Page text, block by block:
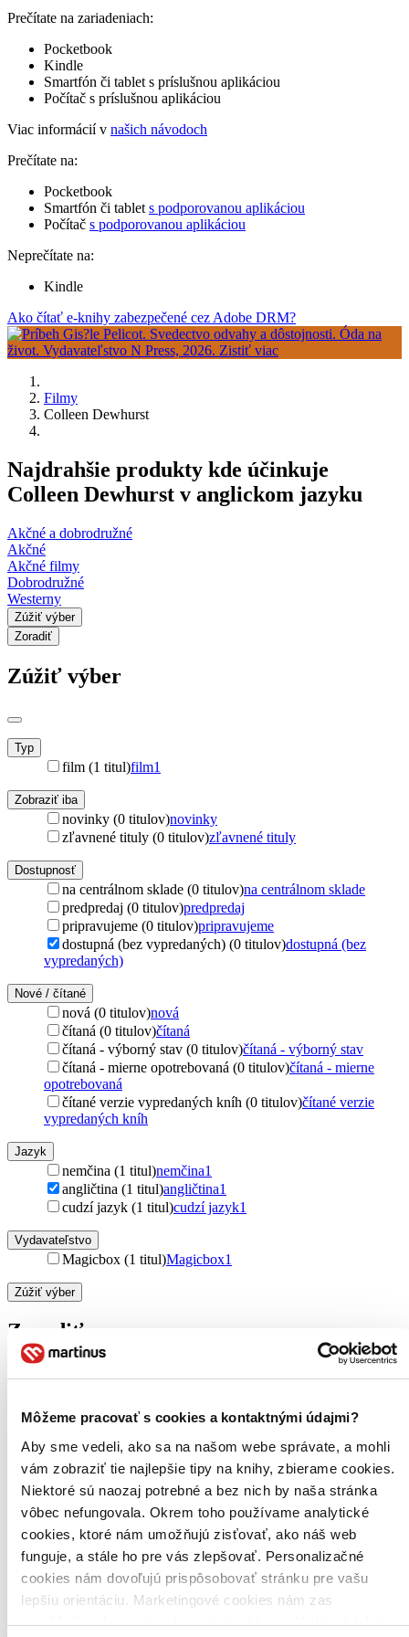
Môžeme pracovať s cookies a kontaktnými údajmi?
Aby sme vedeli, ako sa na našom webe správate, a mohli
vám zobraziť tie najlepšie tipy na knihy, zbierame cookies.
Niektoré sú naozaj potrebné a bez nich by naša stránka
vôbec nefungovala. Okrem toho používame analytické
cookies, ktoré nám umožňujú zisťovať, ako náš web
funguje, a stále ho pre vás zlepšovať. Personalizačné
cookies nám dovoľujú prispôsobovať stránku pre vašu
lepšiu orientáciu. Marketingové cookies nám zas
umožňujú zobrazenie relevantnej reklamy. Niektoré údaje
Prečítate na zariadeniach:
Pocketbook
Kindle
Smartfón či tablet s príslušnou aplikáciou
Počítač s príslušnou aplikáciou
Viac informácií v našich návodoch
Prečítate na:
Pocketbook
Smartfón či tablet s podporovanou aplikáciou
Počítač s podporovanou aplikáciou
Neprečítate na:
Kindle
Ako čítať e-knihy zabezpečené cez Adobe DRM?
Filmy
Colleen Dewhurst
Najdrahšie produkty kde účinkuje
Colleen Dewhurst v anglickom jazyku
Akčné a dobrodružné
Akčné
Akčné filmy
Dobrodružné
Westerny
Zúžiť výber
Zoradiť
Zúžiť výber
Typ
film (1 titul)film1
Zobraziť iba
novinky (0 titulov)novinky
zľavnené tituly (0 titulov)zľavnené tituly
Dostupnosť
na centrálnom sklade (0 titulov)na centrálnom sklade
predpredaj (0 titulov)predpredaj
pripravujeme (0 titulov)pripravujeme
dostupná (bez vypredaných) (0 titulov)dostupná (bez
vypredaných)
Nové / čítané
nová (0 titulov)nová
čítaná (0 titulov)čítaná
čítaná - výborný stav (0 titulov)čítaná - výborný stav
čítaná - mierne opotrebovaná (0 titulov)čítaná - mierne
opotrebovaná
čítané verzie vypredaných kníh (0 titulov)čítané verzie
vypredaných kníh
Jazyk
nemčina (1 titul)nemčina1
angličtina (1 titul)angličtina1
cudzí jazyk (1 titul)cudzí jazyk1
Vydavateľstvo
Magicbox (1 titul)Magicbox1
Zúžiť výber
Zoradiť
Bestsellery
Novinky
Najdrahšie
Najlacnejšie
Najvyššia zľava
Zrušiť filtre
V anglickom jazykudostupné